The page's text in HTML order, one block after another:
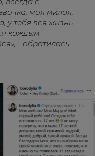
моя милая,
у тебя вся жизнь
каждым
- обратилась